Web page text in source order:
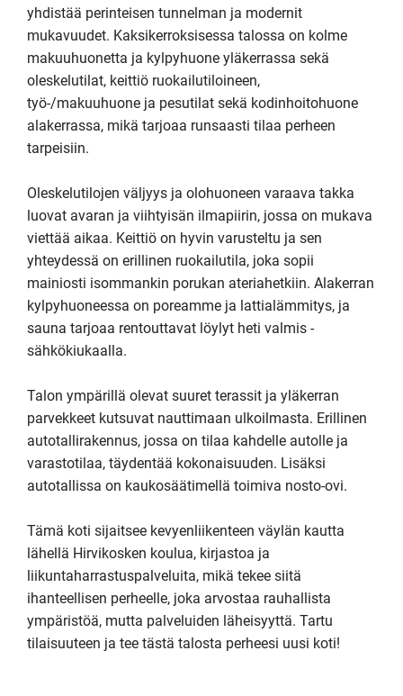
yhdistää perinteisen tunnelman ja modernit
mukavuudet. Kaksikerroksisessa talossa on kolme
makuuhuonetta ja kylpyhuone yläkerrassa sekä
oleskelutilat, keittiö ruokailutiloineen,
työ-/makuuhuone ja pesutilat sekä kodinhoitohuone
alakerrassa, mikä tarjoaa runsaasti tilaa perheen
tarpeisiin.
Oleskelutilojen väljyys ja olohuoneen varaava takka
luovat avaran ja viihtyisän ilmapiirin, jossa on mukava
viettää aikaa. Keittiö on hyvin varusteltu ja sen
yhteydessä on erillinen ruokailutila, joka sopii
mainiosti isommankin porukan ateriahetkiin. Alakerran
kylpyhuoneessa on poreamme ja lattialämmitys, ja
sauna tarjoaa rentouttavat löylyt heti valmis -
sähkökiukaalla.
Talon ympärillä olevat suuret terassit ja yläkerran
parvekkeet kutsuvat nauttimaan ulkoilmasta. Erillinen
autotallirakennus, jossa on tilaa kahdelle autolle ja
varastotilaa, täydentää kokonaisuuden. Lisäksi
autotallissa on kaukosäätimellä toimiva nosto-ovi.
Tämä koti sijaitsee kevyenliikenteen väylän kautta
lähellä Hirvikosken koulua, kirjastoa ja
liikuntaharrastuspalveluita, mikä tekee siitä
ihanteellisen perheelle, joka arvostaa rauhallista
ympäristöä, mutta palveluiden läheisyyttä. Tartu
tilaisuuteen ja tee tästä talosta perheesi uusi koti!